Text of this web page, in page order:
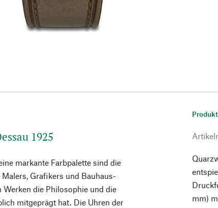
1925
markante Farbpalette sind die
Grafikers und Bauhaus-
die Philosophie und die
mitgeprägt hat. Die Uhren der
mm)